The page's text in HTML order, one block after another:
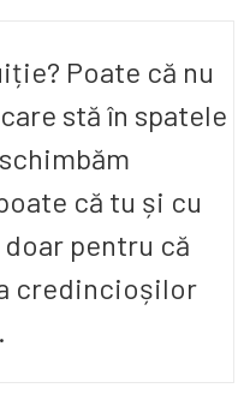
Poate că nu
stă în spatele
că tu și cu
pentru că
credincioșilor